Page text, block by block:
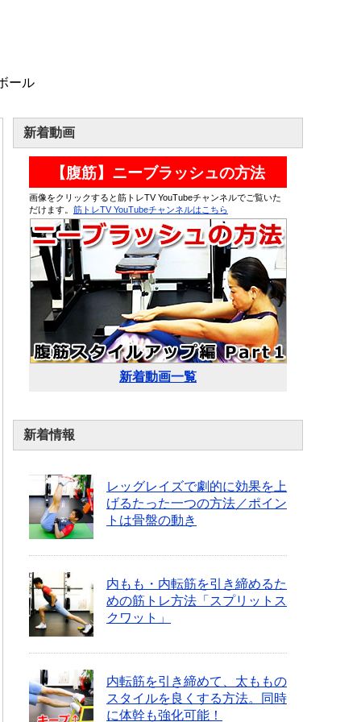
ール
新着動画
【腹筋】ニーブラッシュの方法
画像をクリックすると筋トレTV YouTubeチャンネルでご覧いた
だけます。 筋トレTV YouTubeチャンネルはこちら
新着動画一覧
新着情報
レッグレイズで劇的に効果を上
げるたった一つの方法／ポイン
トは骨盤の動き
内もも・内転筋を引き締めるた
めの筋トレ方法「スプリットス
クワット」
内転筋を引き締めて、太ももの
スタイルを良くする方法。同時
に体幹も強化可能！